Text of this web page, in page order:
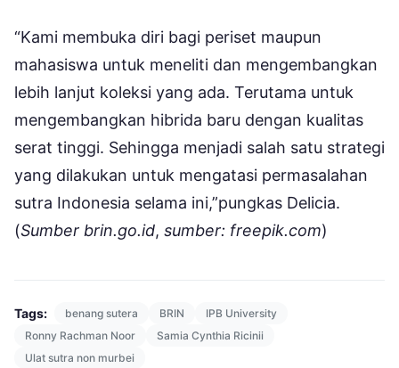
“Kami membuka diri bagi periset maupun
mahasiswa untuk meneliti dan mengembangkan
lebih lanjut koleksi yang ada. Terutama untuk
mengembangkan hibrida baru dengan kualitas
serat tinggi. Sehingga menjadi salah satu strategi
yang dilakukan untuk mengatasi permasalahan
sutra Indonesia selama ini,”pungkas Delicia.
(Sumber brin.go.id, sumber: freepik.com)
Tags: benang sutera BRIN
IPB University
Ronny Rachman Noor
Samia Cynthia Ricinii
Ulat sutra non murbei